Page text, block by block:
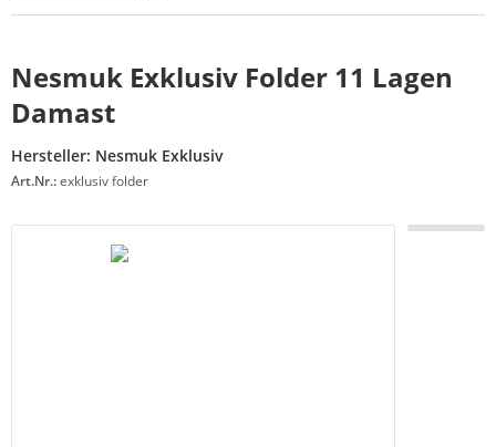
Nesmuk Exklusiv Folder 11 Lagen
Damast
Hersteller: Nesmuk Exklusiv
Art.Nr.:exklusiv folder